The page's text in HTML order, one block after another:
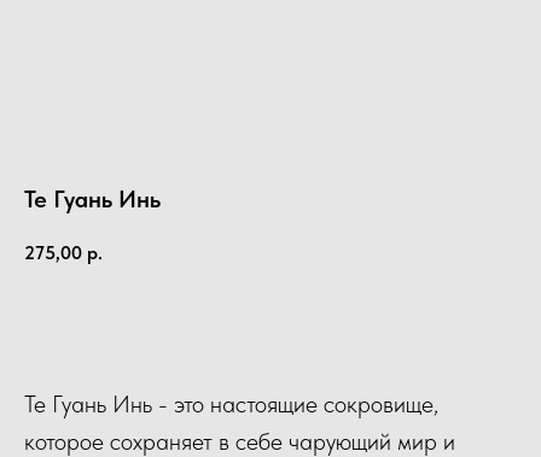
Те Гуань Инь
275,00 р.
Те Гуань Инь - это настоящие сокровище,
которое сохраняет в себе чарующий мир и